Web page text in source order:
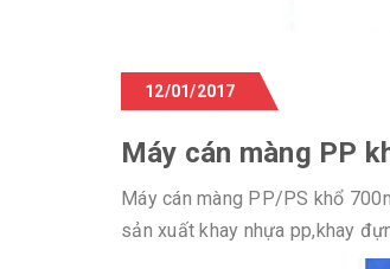
12/01/2017
Máy cán màng PP
Máy cán màng PP/PS khổ
sản xuất khay nhựa pp,khay